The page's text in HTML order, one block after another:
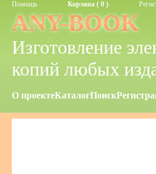
Помощь Корзина ( 0 )
ANY-BOOK
Изготовление
копий любых
О проектеКаталогПоиск